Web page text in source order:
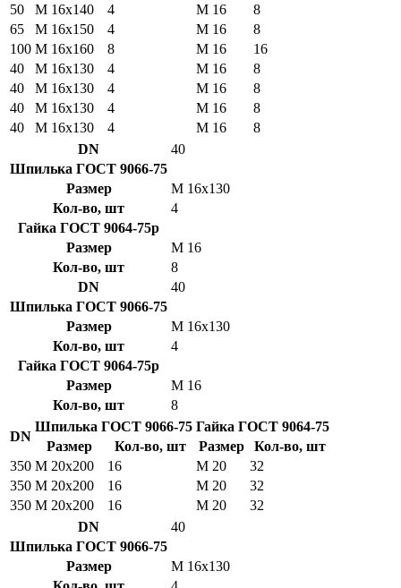
50
М 16х140 4 М 16
8
65
М 16х150 4 М 16
8
100 М 16х160 8 M 16
16
40
М 16х130 4 М 16
8
40
М 16х130 4 М 16
8
40
М 16х130 4 М 16
8
40
М 16х130 4 М 16
8
DN
40
Шпилька ГОСТ 9066-75
Размер
М 16х130
Кол-во, шт
4
Гайка ГОСТ 9064-75р
Размер
М 16
Кол-во, шт
8
DN
40
Шпилька ГОСТ 9066-75
Размер
М 16х130
Кол-во, шт
4
Гайка ГОСТ 9064-75р
Размер
М 16
Кол-во, шт
8
DN
Шпилька ГОСТ 9066-75 Гайка ГОСТ 9064-75
Размер
Кол-во, шт Размер
Кол-во, шт
350 М 20х200 16 М 20
32
350 М 20х200 16 М 20
32
350 М 20х200 16 М 20
32
DN
40
Шпилька ГОСТ 9066-75
Размер
М 16х130